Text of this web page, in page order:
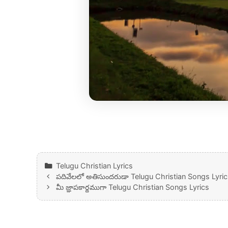
Categories
Telugu Christian Lyrics
పదివేలలో అతిసుందరుడా Telugu Christian Songs
మీ జ్ఞాపకార్థముగా Telugu Christian Songs Lyrics